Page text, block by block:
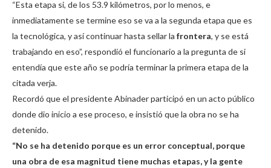
“Esta etapa si, de los 53.9 kilómetros, por lo menos, e
inmediatamente se termine eso se va a la segunda etapa que es
la tecnológica, y así continuar hasta sellar la frontera, y se está
trabajando en eso”, respondió el funcionario a la pregunta de si
entendía que este año se podría terminar la primera etapa de la
citada verja.
Recordó que el presidente Abinader participó en un acto público
donde dio inicio a ese proceso, e insistió que la obra no se ha
detenido.
“No se ha detenido porque es un error conceptual, porque
una obra de esa magnitud tiene muchas etapas, y la gente